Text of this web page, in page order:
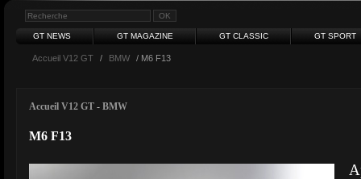
GT NEWS GT MAGAZINE GT CLASSIC GT SPORT
Accueil V12 GT / BMW / M6 F13
Accueil V12 GT - BMW
M6 F13